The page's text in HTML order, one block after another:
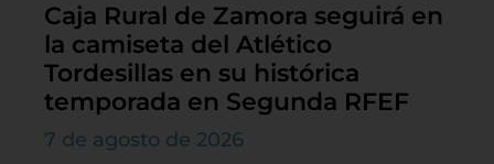
Caja Rural de Zamora seguirá en
la camiseta del Atlético
Tordesillas en su histórica
temporada en Segunda RFEF
7 de agosto de 2026